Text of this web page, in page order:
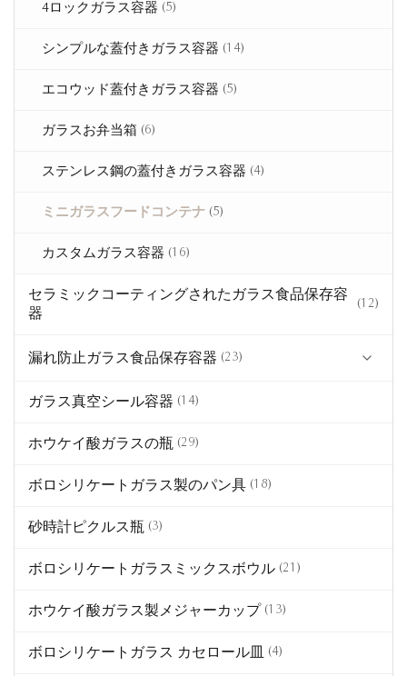
4ロックガラス容器 (5)
シンプルな蓋付きガラス容器 (14)
エコウッド蓋付きガラス容器 (5)
ガラスお弁当箱 (6)
ステンレス鋼の蓋付きガラス容器 (4)
ミニガラスフードコンテナ (5)
カスタムガラス容器 (16)
セラミックコーティングされたガラス食品保存容
器
(12)
漏れ防止ガラス食品保存容器 (23)
青い色 食品 ガラス
アンバー色の食品用ガラス器
ガラス真空シール容器 (14)
ホウケイ酸ガラスの瓶 (29)
ボロシリケートガラス製のパン具 (18)
砂時計ピクルス瓶 (3)
ボロシリケートガラスミックスボウル (21)
ホウケイ酸ガラス製メジャーカップ (13)
ボロシリケートガラス カセロール皿 (4)